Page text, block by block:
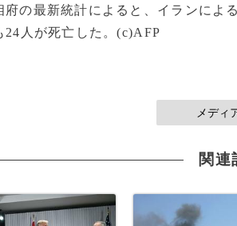
府の最新統計によると、イランによ
24人が死亡した。(c)AFP
メディ
関連